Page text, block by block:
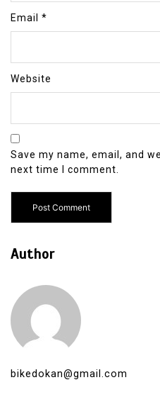
Email *
Website
Save my name, email, and
next time I comment.
Author
bikedokan@gmail.com